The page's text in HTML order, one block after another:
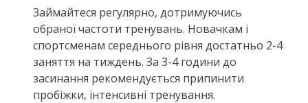
Займайтеся регулярно, дотримуючись
обраної частоти тренувань. Новачкам і
спортсменам середнього рівня достатньо 2-4
заняття на тиждень. За 3-4 години до
засинання рекомендується припинити
пробіжки, інтенсивні тренування.